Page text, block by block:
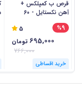
موارد مصرف آیرویت
تامین آهن مورد نیاز
قرص ب کمپلکس +
آهن نکستایل - 60
عددی
5 %9
695,000 تومان
766,000
خرید اقساطی